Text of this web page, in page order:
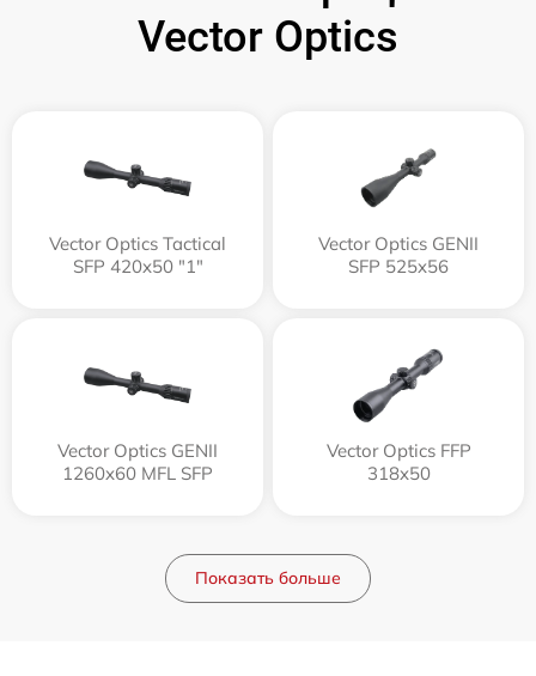
Vector Optics
Vector Optics Tactical
SFP 420x50 "1"
Vector Optics GENII
SFP 525x56
Vector Optics GENII
1260x60 MFL SFP
Vector Optics FFP
318x50
Показать больше